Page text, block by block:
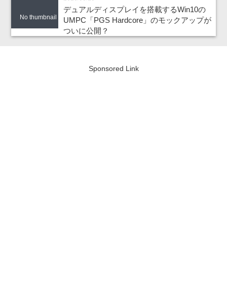
No thumbnail
デュアルディスプレイを搭載するWin10の
UMPC「PGS Hardcore」のモックアップが
ついに公開？
Sponsored Link